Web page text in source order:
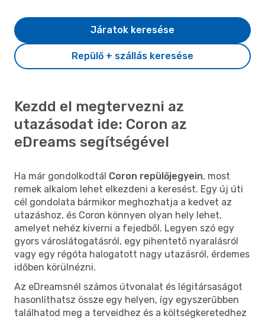
Repülő + szállás keresése
Járatok keresése
Kezdd el megtervezni az
utazásodat ide: Coron az
eDreams segítségével
Ha már gondolkodtál Coron repülőjegyein, most
remek alkalom lehet elkezdeni a keresést. Egy új úti
cél gondolata bármikor meghozhatja a kedvet az
utazáshoz, és Coron könnyen olyan hely lehet,
amelyet nehéz kiverni a fejedből. Legyen szó egy
gyors városlátogatásról, egy pihentető nyaralásról
vagy egy régóta halogatott nagy utazásról, érdemes
időben körülnézni.
Az eDreamsnél számos útvonalat és légitársaságot
hasonlíthatsz össze egy helyen, így egyszerűbben
találhatod meg a terveidhez és a költségkeretedhez